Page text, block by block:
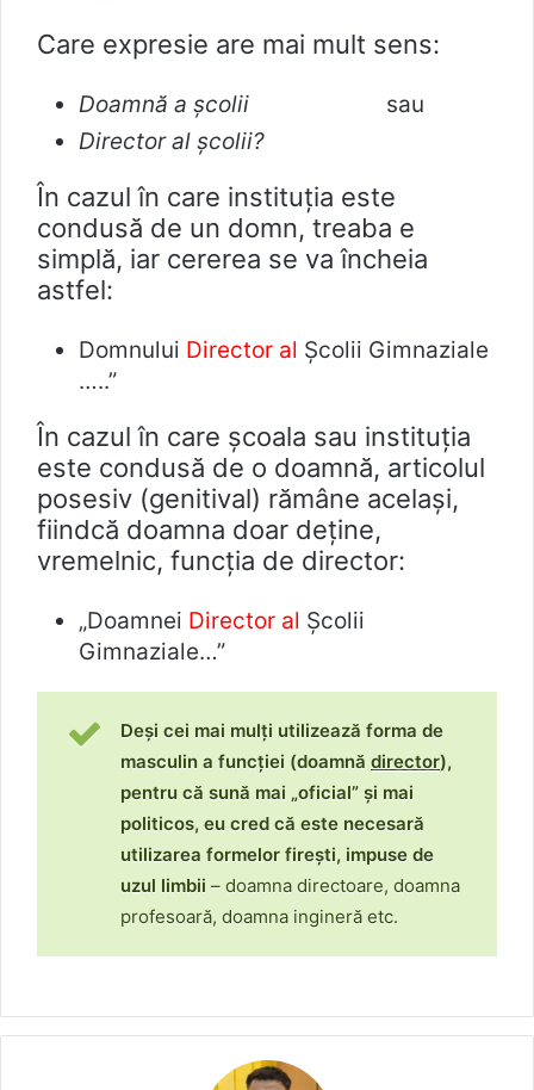
Care expresie are mai mult sens:
Doamnă a școlii sau
Director al școlii?
În cazul în care instituția este
condusă de un domn, treaba e
simplă, iar cererea se va încheia
astfel:
Domnului Director al Școlii Gimnaziale
…..”
În cazul în care școala sau instituția
este condusă de o doamnă, articolul
posesiv (genitival) rămâne același,
fiindcă doamna doar deține,
vremelnic, funcția de director:
„Doamnei Director al Școlii
Gimnaziale…”
Deși cei mai mulți utilizează forma de
masculin a funcției (doamnă director),
pentru că sună mai „oficial” şi mai
politicos, eu cred că este necesară
utilizarea formelor fireşti, impuse de
uzul limbii – doamna directoare, doamna
profesoară, doamna ingineră etc.